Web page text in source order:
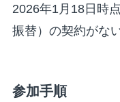
2026年1月18日時
振替）の契約がな
参加手順